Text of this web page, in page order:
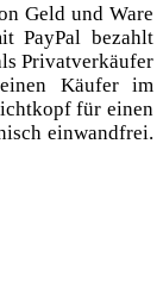
Geld und Ware
PayPal bezahlt
Privatverkäufer
Käufer im
für einen
einwandfrei.